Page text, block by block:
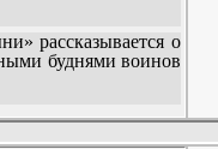
рассказывается о
буднями воинов